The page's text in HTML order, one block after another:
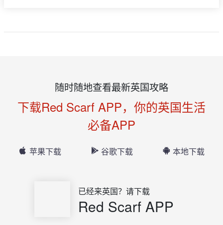
随时随地查看最新英国攻略
下载Red Scarf APP，你的英国生活
必备APP
苹果下载 谷歌下载 本地下载
已经来英国？请下载
Red Scarf APP